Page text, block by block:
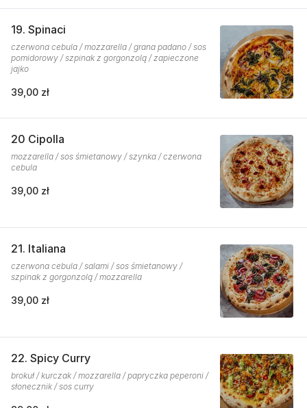
19. Spinaci
czerwona cebula / mozzarella / grana padano / sos
pomidorowy / szpinak z gorgonzolą / zapieczone
jajko
39,00 zł
20 Cipolla
mozzarella / sos śmietanowy / szynka / czerwona
cebula
39,00 zł
21. Italiana
czerwona cebula / salami / sos śmietanowy /
szpinak z gorgonzolą / mozzarella
39,00 zł
22. Spicy Curry
brokuł / kurczak / mozzarella / papryczka peperoni /
słonecznik / sos curry